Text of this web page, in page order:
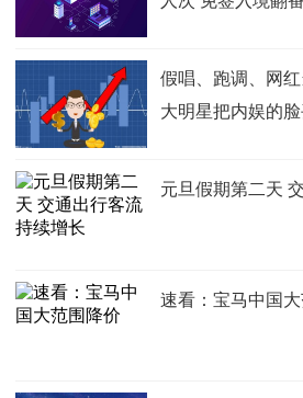
假唱、跑调、网
大明星把内娱的
元旦假期第二天
速看：宝马中国